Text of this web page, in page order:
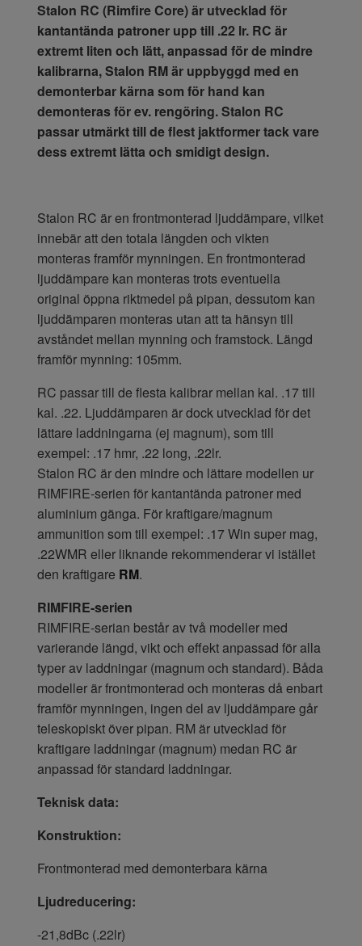
Stalon RC (Rimfire Core) är utvecklad för
kantantända patroner upp till .22 lr. RC är
extremt liten och lätt, anpassad för de mindre
kalibrarna, Stalon RM är uppbyggd med en
demonterbar kärna som för hand kan
demonteras för ev. rengöring. Stalon RC
passar utmärkt till de flest jaktformer tack vare
dess extremt lätta och smidigt design.
Stalon RC är en frontmonterad ljuddämpare, vilket
innebär att den totala längden och vikten
monteras framför mynningen. En frontmonterad
ljuddämpare kan monteras trots eventuella
original öppna riktmedel på pipan, dessutom kan
ljuddämparen monteras utan att ta hänsyn till
avståndet mellan mynning och framstock. Längd
framför mynning: 105mm.
RC passar till de flesta kalibrar mellan kal. .17 till
kal. .22. Ljuddämparen är dock utvecklad för det
lättare laddningarna (ej magnum), som till
exempel: .17 hmr, .22 long, .22lr.
Stalon RC är den mindre och lättare modellen ur
RIMFIRE-serien för kantantända patroner med
aluminium gänga. För kraftigare/magnum
ammunition som till exempel: .17 Win super mag,
.22WMR eller liknande rekommenderar vi istället
den kraftigare RM.
RIMFIRE-serien
RIMFIRE-serian består av två modeller med
varierande längd, vikt och effekt anpassad för alla
typer av laddningar (magnum och standard). Båda
modeller är frontmonterad och monteras då enbart
framför mynningen, ingen del av ljuddämpare går
teleskopiskt över pipan. RM är utvecklad för
kraftigare laddningar (magnum) medan RC är
anpassad för standard laddningar.
Teknisk data:
Konstruktion:
Frontmonterad med demonterbara kärna
Ljudreducering:
-21,8dBc (.22lr)